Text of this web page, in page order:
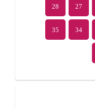
27
28
34
35